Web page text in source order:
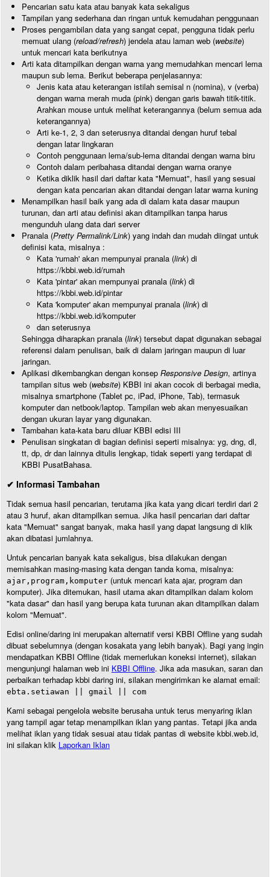
Pencarian satu kata atau banyak kata sekaligus
Tampilan yang sederhana dan ringan untuk kemudahan penggunaan
Proses pengambilan data yang sangat cepat, pengguna tidak perlu
memuat ulang (reload/refresh) jendela atau laman web (website)
untuk mencari kata berikutnya
Arti kata ditampilkan dengan warna yang memudahkan mencari lema
maupun sub lema. Berikut beberapa penjelasannya:
Jenis kata atau keterangan istilah semisal n (nomina), v (verba)
dengan warna merah muda (pink) dengan garis bawah titik-titik.
Arahkan mouse untuk melihat keterangannya (belum semua ada
keterangannya)
Arti ke-1, 2, 3 dan seterusnya ditandai dengan huruf tebal
dengan latar lingkaran
Contoh penggunaan lema/sub-lema ditandai dengan warna biru
Contoh dalam peribahasa ditandai dengan warna oranye
Ketika diklik hasil dari daftar kata "Memuat", hasil yang sesuai
dengan kata pencarian akan ditandai dengan latar warna kuning
Menampilkan hasil baik yang ada di dalam kata dasar maupun
turunan, dan arti atau definisi akan ditampilkan tanpa harus
mengunduh ulang data dari server
Pranala (Pretty Permalink/Link) yang indah dan mudah diingat untuk
definisi kata, misalnya :
Kata 'rumah' akan mempunyai pranala (link) di
https://kbbi.web.id/rumah
Kata 'pintar' akan mempunyai pranala (link) di
https://kbbi.web.id/pintar
Kata 'komputer' akan mempunyai pranala (link) di
https://kbbi.web.id/komputer
dan seterusnya
Sehingga diharapkan pranala (link) tersebut dapat digunakan sebagai
referensi dalam penulisan, baik di dalam jaringan maupun di luar
jaringan.
Aplikasi dikembangkan dengan konsep Responsive Design, artinya
tampilan situs web (website) KBBI ini akan cocok di berbagai media,
misalnya smartphone (Tablet pc, iPad, iPhone, Tab), termasuk
komputer dan netbook/laptop. Tampilan web akan menyesuaikan
dengan ukuran layar yang digunakan.
Tambahan kata-kata baru diluar KBBI edisi III
Penulisan singkatan di bagian definisi seperti misalnya: yg, dng, dl,
tt, dp, dr dan lainnya ditulis lengkap, tidak seperti yang terdapat di
KBBI PusatBahasa.
✔ Informasi Tambahan
Tidak semua hasil pencarian, terutama jika kata yang dicari terdiri dari 2
atau 3 huruf, akan ditampilkan semua. Jika hasil pencarian dari daftar
kata "Memuat" sangat banyak, maka hasil yang dapat langsung di klik
akan dibatasi jumlahnya.
Untuk pencarian banyak kata sekaligus, bisa dilakukan dengan
memisahkan masing-masing kata dengan tanda koma, misalnya:
ajar,program,komputer (untuk mencari kata ajar, program dan
komputer). Jika ditemukan, hasil utama akan ditampilkan dalam kolom
"kata dasar" dan hasil yang berupa kata turunan akan ditampilkan dalam
kolom "Memuat".
Edisi online/daring ini merupakan alternatif versi KBBI Offline yang sudah
dibuat sebelumnya (dengan kosakata yang lebih banyak). Bagi yang ingin
mendapatkan KBBI Offline (tidak memerlukan koneksi internet), silakan
mengunjungi halaman web ini KBBI Offline. Jika ada masukan, saran dan
perbaikan terhadap kbbi daring ini, silakan mengirimkan ke alamat email:
ebta.setiawan || gmail || com
Kami sebagai pengelola website berusaha untuk terus menyaring iklan
yang tampil agar tetap menampilkan iklan yang pantas. Tetapi jika anda
melihat iklan yang tidak sesuai atau tidak pantas di website kbbi.web.id,
ini silakan klik Laporkan Iklan